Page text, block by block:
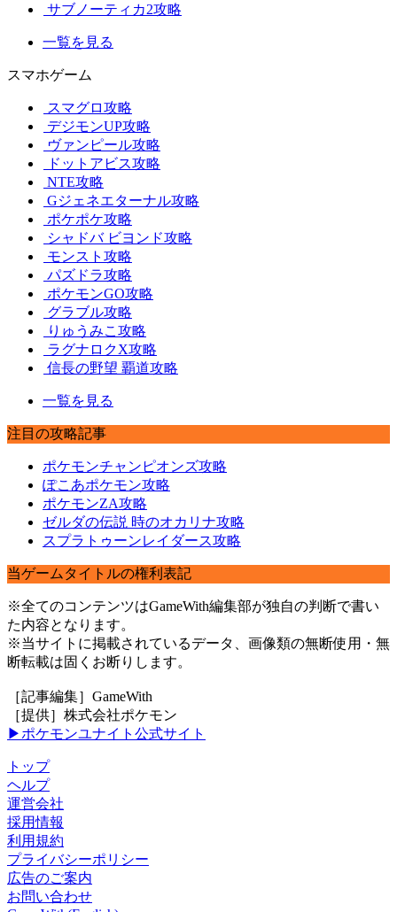
サブノーティカ2攻略
一覧を見る
スマホゲーム
スマグロ攻略
デジモンUP攻略
ヴァンピール攻略
ドットアビス攻略
NTE攻略
Gジェネエターナル攻略
ポケポケ攻略
シャドバ ビヨンド攻略
モンスト攻略
パズドラ攻略
ポケモンGO攻略
グラブル攻略
りゅうみこ攻略
ラグナロクX攻略
信長の野望 覇道攻略
一覧を見る
注目の攻略記事
ポケモンチャンピオンズ攻略
ぽこあポケモン攻略
ポケモンZA攻略
ゼルダの伝説 時のオカリナ攻略
スプラトゥーンレイダース攻略
当ゲームタイトルの権利表記
※全てのコンテンツはGameWith編集部が独自の判断で書い
た内容となります。
※当サイトに掲載されているデータ、画像類の無断使用・無
断転載は固くお断りします。
［記事編集］GameWith
［提供］株式会社ポケモン
▶ポケモンユナイト公式サイト
トップ
ヘルプ
運営会社
採用情報
利用規約
プライバシーポリシー
広告のご案内
お問い合わせ